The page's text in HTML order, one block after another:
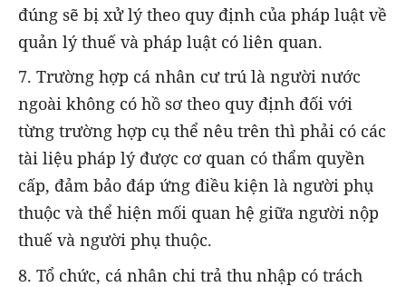
đúng sẽ bị xử lý theo quy định của pháp luật về
quản lý thuế và pháp luật có liên quan.
7. Trường hợp cá nhân cư trú là người nước
ngoài không có hồ sơ theo quy định đối với
từng trường hợp cụ thể nêu trên thì phải có các
tài liệu pháp lý được cơ quan có thẩm quyền
cấp, đảm bảo đáp ứng điều kiện là người phụ
thuộc và thể hiện mối quan hệ giữa người nộp
thuế và người phụ thuộc.
8. Tổ chức, cá nhân chi trả thu nhập có trách